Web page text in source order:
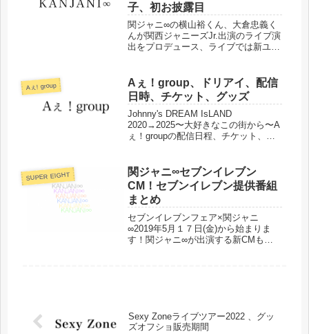
子、初お披露目
関ジャニ∞の横山裕くん、大倉忠義く
んが関西ジャニーズJr.出演のライブ演
出をプロデュース、ライブでは新ユニ
Aぇ! group
Aぇ！group、ドリアイ、配信
日時、チケット、グッズ
Johnny's DREAM IsLAND
2020→2025〜大好きなこの街から〜A
ぇ！groupの配信日程、チケット、グ
SUPER EIGHT
関ジャニ∞セブンイレブン
CM！セブンイレブン提供番組
まとめ
セブンイレブンフェア×関ジャニ
∞2019年5月１７日(金)から始まりま
す！関ジャニ∞が出演する新CMも放
Sexy Zoneライブツアー2022 、グッ
ズオフショ販売期間